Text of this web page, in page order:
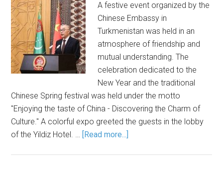
A festive event organized by the
Chinese Embassy in
Turkmenistan was held in an
atmosphere of friendship and
mutual understanding. The
celebration dedicated to the
New Year and the traditional
Chinese Spring festival was held under the motto
"Enjoying the taste of China - Discovering the Charm of
Culture." A colorful expo greeted the guests in the lobby
of the Yildiz Hotel. … [Read more...]